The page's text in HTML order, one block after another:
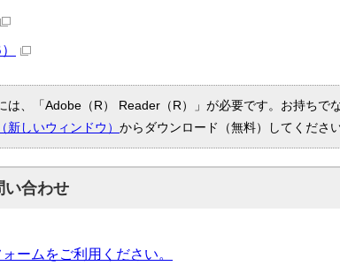
は、「Adobe（R） Reader（R）」が必要です。お持ちで
しいウィンドウ） からダウンロード（無料）してください
い合わせ
ームをご利用ください。